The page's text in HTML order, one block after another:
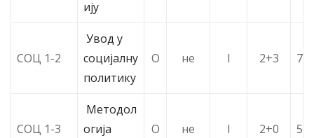
ију
СОЦ 1-2
Увод у
социјалну
политику
О не I 2+3 7
СОЦ 1-3
Методол
огија
О не I 2+0 5